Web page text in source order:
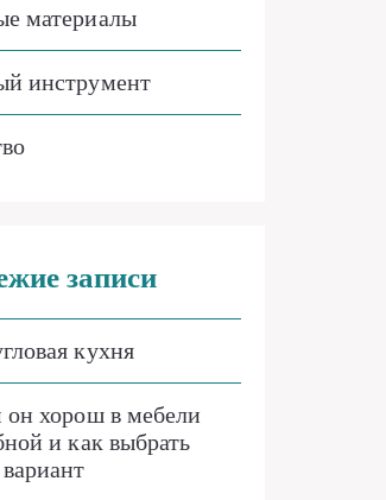
материалы
инструмент
записи
кухня
хорош в мебели
и как выбрать